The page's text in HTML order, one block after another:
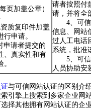
加盖公章）
质复印件加盖
申请。
请者提交的
、真实性和有
请者按照付
请，并将全
4、可信
信息、网站
过人工电话
系统，批准
5、可信
人员协助安
与可信网站认证的区别介
引擎上搜索到多家企业
择其他拥有网站认证的企